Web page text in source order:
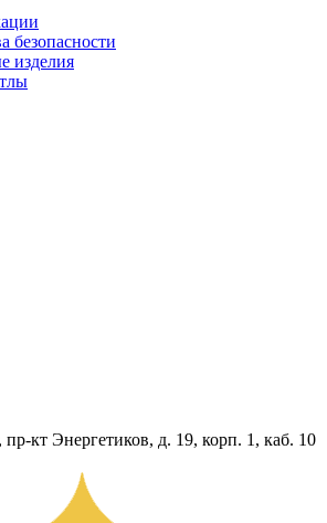
безопасности
изделия
пр-кт Энергетиков, д. 19, корп. 1, каб. 10